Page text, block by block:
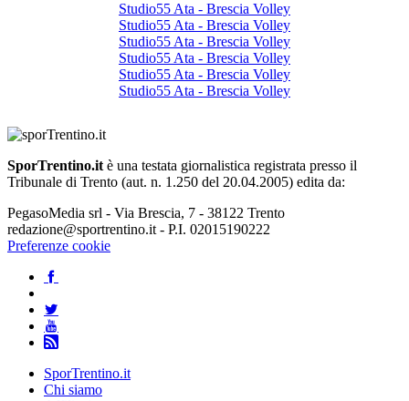
Studio55 Ata - Brescia Volley
Studio55 Ata - Brescia Volley
Studio55 Ata - Brescia Volley
Studio55 Ata - Brescia Volley
Studio55 Ata - Brescia Volley
Studio55 Ata - Brescia Volley
SporTrentino.it è una testata giornalistica registrata presso il
Tribunale di Trento (aut. n. 1.250 del 20.04.2005) edita da:
PegasoMedia srl - Via Brescia, 7 - 38122 Trento
redazione@sportrentino.it - P.I. 02015190222
Preferenze cookie
SporTrentino.it
Chi siamo